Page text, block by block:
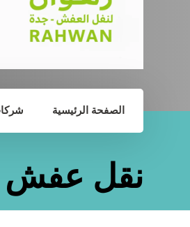
الصفحة الرئيسية
نقل عفش